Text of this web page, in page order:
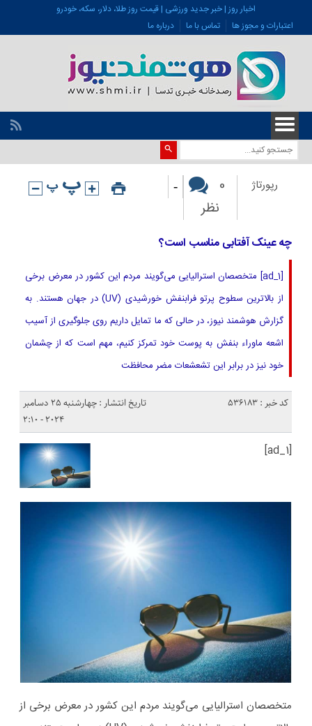
اخبار روز | خبر جدید ورزشی | قیمت روز طلا، دلار، سکه، خودرو
اعتبارات و مجوز ها
تماس با ما درباره ما
رپورتاژ
0
نظر
-
چه عینک آفتابی مناسب است؟
[ad_1] متخصصان استرالیایی‌ می‌گویند مردم این کشور در معرض برخی
از بالاترین سطوح پرتو فرابنفش خورشیدی (UV) در جهان هستند. به
گزارش هوشمند نیوز، در حالی که ما تمایل داریم روی جلوگیری از آسیب
اشعه ماوراء بنفش به پوست خود تمرکز کنیم، مهم است که از چشمان
خود نیز در برابر این تشعشعات مضر محافظت
کد خبر : 536183
تاریخ انتشار : چهارشنبه 25 دسامبر
2024 - 2:10
[ad_1]
متخصصان استرالیایی‌ می‌گویند مردم این کشور در معرض برخی از